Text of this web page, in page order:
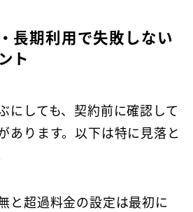
長期利用で失敗しない
ト
にしても、契約前に確認して
あります。以下は特に見落と
と超過料金の設定は最初に